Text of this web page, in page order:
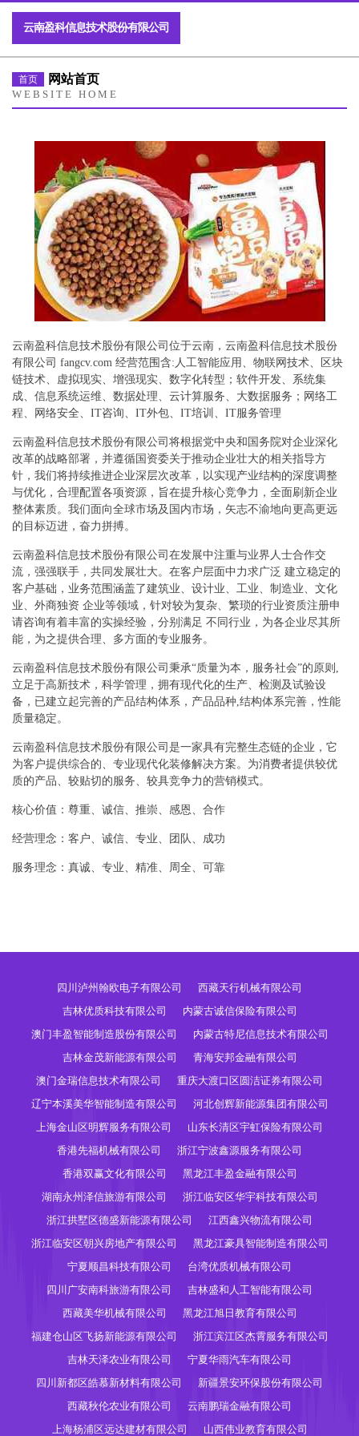
云南盈科信息技术股份有限公司
首页 网站首页
WEBSITE HOME
云南盈科信息技术股份有限公司位于云南，云南盈科信息技术股份
有限公司 fangcv.com 经营范围含:人工智能应用、物联网技术、区块
链技术、虚拟现实、增强现实、数字化转型；软件开发、系统集
成、信息系统运维、数据处理、云计算服务、大数据服务；网络工
程、网络安全、IT咨询、IT外包、IT培训、IT服务管理
云南盈科信息技术股份有限公司将根据党中央和国务院对企业深化
改革的战略部署，并遵循国资委关于推动企业壮大的相关指导方
针，我们将持续推进企业深层次改革，以实现产业结构的深度调整
与优化，合理配置各项资源，旨在提升核心竞争力，全面刷新企业
整体素质。我们面向全球市场及国内市场，矢志不渝地向更高更远
的目标迈进，奋力拼搏。
云南盈科信息技术股份有限公司在发展中注重与业界人士合作交
流，强强联手，共同发展壮大。在客户层面中力求广泛 建立稳定的
客户基础，业务范围涵盖了建筑业、设计业、工业、制造业、文化
业、外商独资 企业等领域，针对较为复杂、繁琐的行业资质注册申
请咨询有着丰富的实操经验，分别满足 不同行业，为各企业尽其所
能，为之提供合理、多方面的专业服务。
云南盈科信息技术股份有限公司秉承“质量为本，服务社会”的原则,
立足于高新技术，科学管理，拥有现代化的生产、检测及试验设
备，已建立起完善的产品结构体系，产品品种,结构体系完善，性能
质量稳定。
云南盈科信息技术股份有限公司是一家具有完整生态链的企业，它
为客户提供综合的、专业现代化装修解决方案。为消费者提供较优
质的产品、较贴切的服务、较具竞争力的营销模式。
核心价值：尊重、诚信、推崇、感恩、合作
经营理念：客户、诚信、专业、团队、成功
服务理念：真诚、专业、精准、周全、可靠
四川泸州翰欧电子有限公司
西藏天行机械有限公司
吉林优质科技有限公司
内蒙古诚信保险有限公司
澳门丰盈智能制造股份有限公司
内蒙古特尼信息技术有限公司
吉林金茂新能源有限公司
青海安邦金融有限公司
澳门金瑞信息技术有限公司
重庆大渡口区圆洁证券有限公司
辽宁本溪美华智能制造有限公司
河北创辉新能源集团有限公司
上海金山区明辉服务有限公司
山东长清区宇虹保险有限公司
香港先福机械有限公司
浙江宁波鑫源服务有限公司
香港双赢文化有限公司
黑龙江丰盈金融有限公司
湖南永州泽信旅游有限公司
浙江临安区华宇科技有限公司
浙江拱墅区德盛新能源有限公司
江西鑫兴物流有限公司
浙江临安区朝兴房地产有限公司
黑龙江豪具智能制造有限公司
宁夏顺昌科技有限公司
台湾优质机械有限公司
四川广安南科旅游有限公司
吉林盛和人工智能有限公司
西藏美华机械有限公司
黑龙江旭日教育有限公司
福建仓山区飞扬新能源有限公司
浙江滨江区杰霄服务有限公司
吉林天泽农业有限公司
宁夏华雨汽车有限公司
四川新都区皓慕新材料有限公司
新疆景安环保股份有限公司
西藏秋伦农业有限公司
云南鹏瑞金融有限公司
上海杨浦区远达建材有限公司
山西伟业教育有限公司